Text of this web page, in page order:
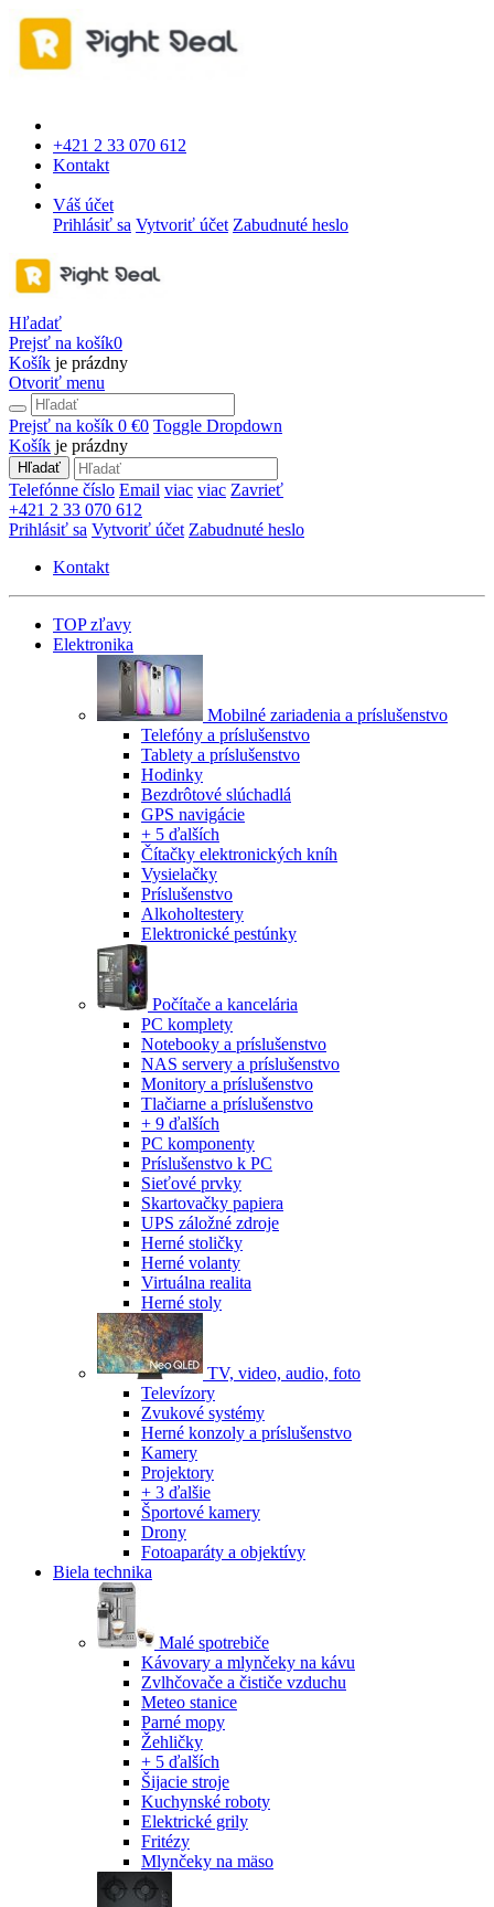
+421 2 33 070 612
Kontakt
Váš účet
Prihlásiť sa Vytvoriť účet Zabudnuté heslo
Hľadať
Prejsť na košík0
Košík je prázdny
Otvoriť menu
Prejsť na košík 0 €0 Toggle Dropdown
Košík je prázdny
Hľadať
Telefónne číslo Email viac viac Zavrieť
+421 2 33 070 612
Prihlásiť sa Vytvoriť účet Zabudnuté heslo
Kontakt
TOP zľavy
Elektronika
Mobilné zariadenia a príslušenstvo
Telefóny a príslušenstvo
Tablety a príslušenstvo
Hodinky
Bezdrôtové slúchadlá
GPS navigácie
+ 5 ďalších
Čítačky elektronických kníh
Vysielačky
Príslušenstvo
Alkoholtestery
Elektronické pestúnky
Počítače a kancelária
PC komplety
Notebooky a príslušenstvo
NAS servery a príslušenstvo
Monitory a príslušenstvo
Tlačiarne a príslušenstvo
+ 9 ďalších
PC komponenty
Príslušenstvo k PC
Sieťové prvky
Skartovačky papiera
UPS záložné zdroje
Herné stoličky
Herné volanty
Virtuálna realita
Herné stoly
TV, video, audio, foto
Televízory
Zvukové systémy
Herné konzoly a príslušenstvo
Kamery
Projektory
+ 3 ďalšie
Športové kamery
Drony
Fotoaparáty a objektívy
Biela technika
Malé spotrebiče
Kávovary a mlynčeky na kávu
Zvlhčovače a čističe vzduchu
Meteo stanice
Parné mopy
Žehličky
+ 5 ďalších
Šijacie stroje
Kuchynské roboty
Elektrické grily
Fritézy
Mlynčeky na mäso